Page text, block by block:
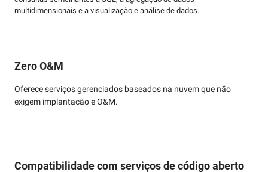
multidimensionais e a visualização e análise de dados.
Zero O&M
Oferece serviços gerenciados baseados na nuvem que não
exigem implantação e O&M.
Compatibilidade com serviços de código aberto